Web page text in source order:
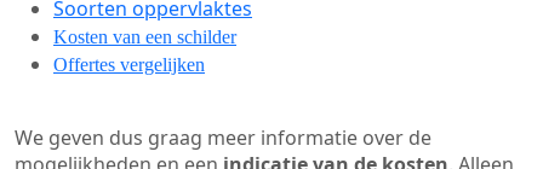
Soorten oppervlaktes
Kosten van een schilder
Offertes vergelijken
We geven dus graag meer informatie over de